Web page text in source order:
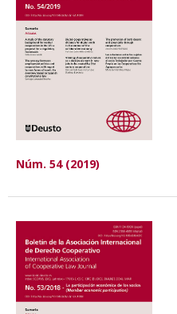
Núm. 54 (2019)